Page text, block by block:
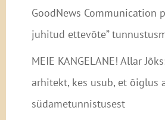
GoodNews Communication
juhitud ettevõte”
MEIE KANGELANE! Allar
arhitekt, kes usub, et õiglus
südametunnistusest